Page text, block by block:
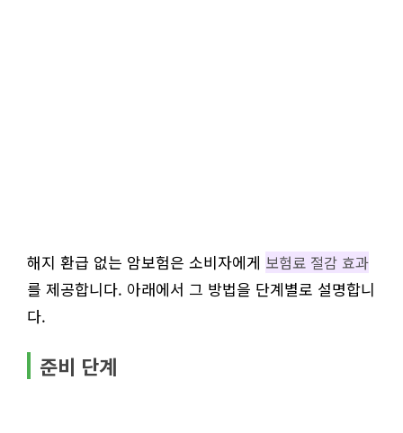
해지 환급 없는 암보험은 소비자에게 보험료 절감 효과
를 제공합니다. 아래에서 그 방법을 단계별로 설명합니
다.
준비 단계